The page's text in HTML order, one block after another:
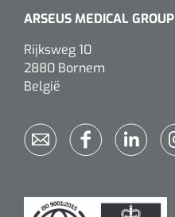
ARSEUS MEDICAL GROUP
Rijksweg 10
2880 Bornem
België